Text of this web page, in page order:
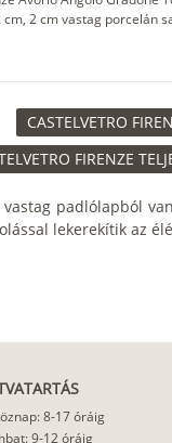
cm, 2 cm vastag porcelán
CASTELVETRO
FIRENZE
vastag padlólapból
lekerekítik az
8-17 óráig
9-12 óráig